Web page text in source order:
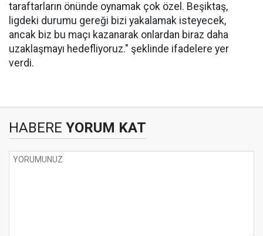
taraftarların önünde oynamak çok özel. Beşiktaş,
ligdeki durumu gereği bizi yakalamak isteyecek,
ancak biz bu maçı kazanarak onlardan biraz daha
uzaklaşmayı hedefliyoruz." şeklinde ifadelere yer
verdi.
HABERE YORUM KAT